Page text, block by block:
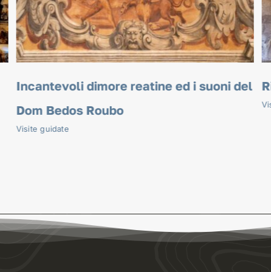
Rieti sottosopra
Visite guidate